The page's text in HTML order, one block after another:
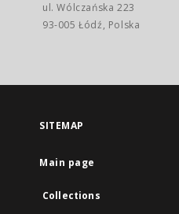
ul. Wólczańska 223
93-005 Łódź, Polska
SITEMAP
Main page
Collections